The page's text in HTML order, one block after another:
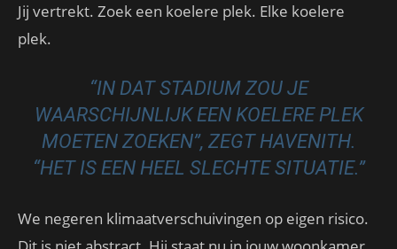
Jij vertrekt. Zoek een koelere plek. Elke koelere
plek.
“IN DAT STADIUM ZOU JE
WAARSCHIJNLIJK EEN KOELERE PLEK
MOETEN ZOEKEN”, ZEGT HAVENITH.
“HET IS EEN HEEL SLECHTE SITUATIE.”
We negeren klimaatverschuivingen op eigen risico.